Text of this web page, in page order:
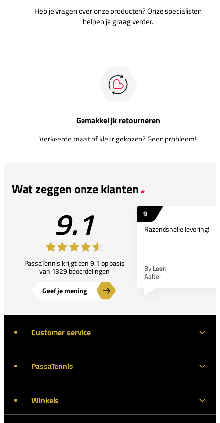
Heb je vragen over onze producten? Onze specialisten
helpen je graag verder.
Gemakkelijk retourneren
Verkeerde maat of kleur gekozen? Geen probleem!
Wat zeggen onze klanten
9.1
PassaTennis krijgt een 9.1 op basis
van 1329 beoordelingen
Geef je mening
9
Razendsnelle levering!
By Leon
Aalter
Customer service
PassaTennis
Winkels